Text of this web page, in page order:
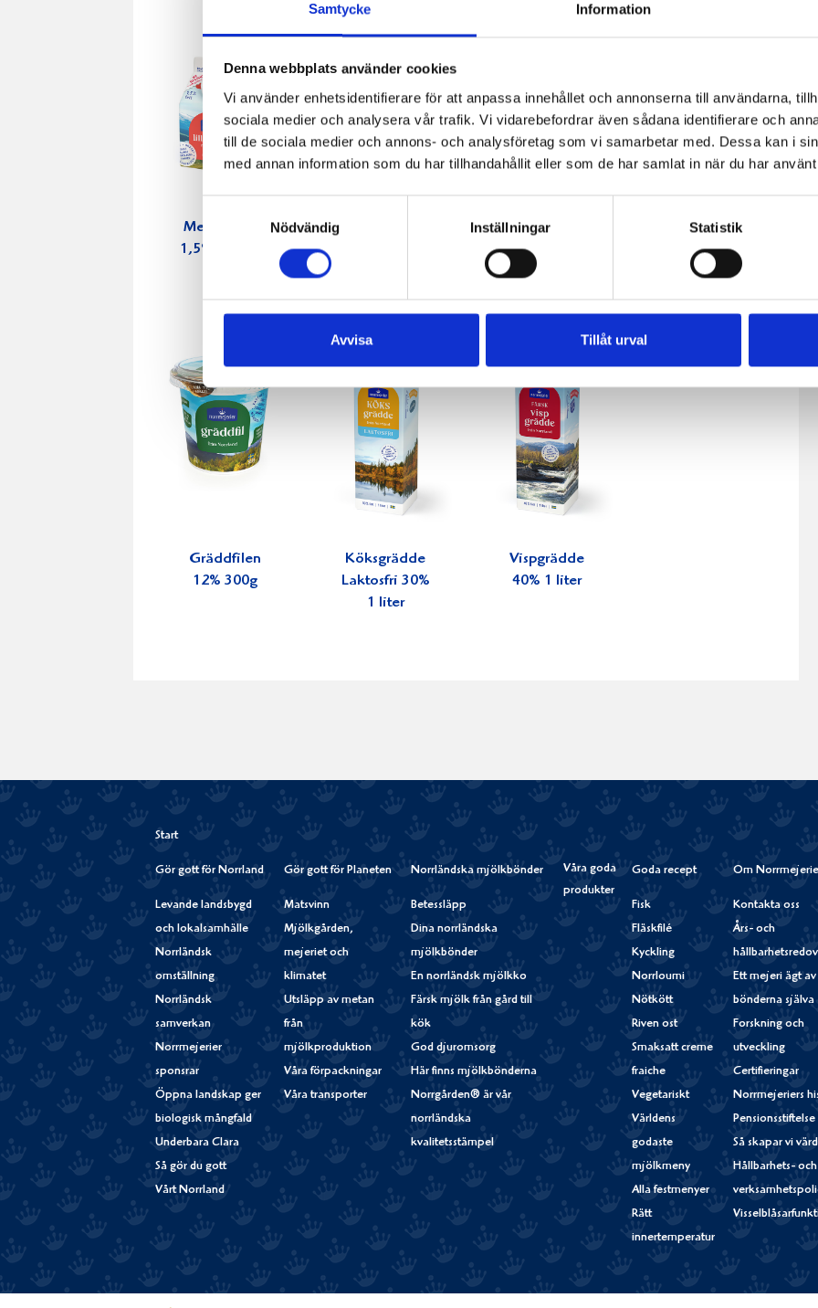
Samtycke Information
Denna webbplats använder cookies
Vi använder enhetsidentifierare för att anpassa innehållet och annonserna till användarna,
sociala medier och analysera vår trafik. Vi vidarebefordrar även sådana identifierare och
till de sociala medier och annons- och analysföretag som vi samarbetar med. Dessa kan i
med annan information som du har tillhandahållit eller som de har samlat in när du har
Nödvändig
Inställningar Statistik
Avvisa Tillåt urval
Mellanmjölk
1,5% laktosfri
Päronfil 2,7%
1000g
Skogsbärsfil
2,7% 1000g
Gräddfilen
12% 300g
Köksgrädde
Laktosfri 30%
1 liter
Vispgrädde
40% 1 liter
Start
Gör gott för Norrland
Levande landsbygd
och lokalsamhälle
Norrländsk
omställning
Norrländsk
samverkan
Norrmejerier
sponsrar
Öppna landskap ger
biologisk mångfald
Underbara Clara
Så gör du gott
Vårt Norrland
Gör gott för Planeten
Matsvinn
Mjölkgården,
mejeriet och
klimatet
Utsläpp av metan
från
mjölkproduktion
Våra förpackningar
Våra transporter
Norrländska mjölkbönder
Betessläpp
Dina norrländska
mjölkbönder
En norrländsk mjölkko
Färsk mjölk från gård till
kök
God djuromsorg
Här finns mjölkbönderna
Norrgården® är vår
norrländska
kvalitetsstämpel
Våra goda
produkter
Goda recept
Fisk
Fläskfilé
Kyckling
Norrloumi
Nötkött
Riven ost
Smaksatt creme
fraiche
Vegetariskt
Världens
godaste
mjölkmeny
Alla festmenyer
Rätt
innertemperatur
Om
Kontakta oss
Års- och
Ett mejeri ägt av
bönderna själva
Forskning och
utveckling
Certifieringar
Norrmejeriers
Pensionsstiftelse
Så skapar vi
Hållbarhets- och